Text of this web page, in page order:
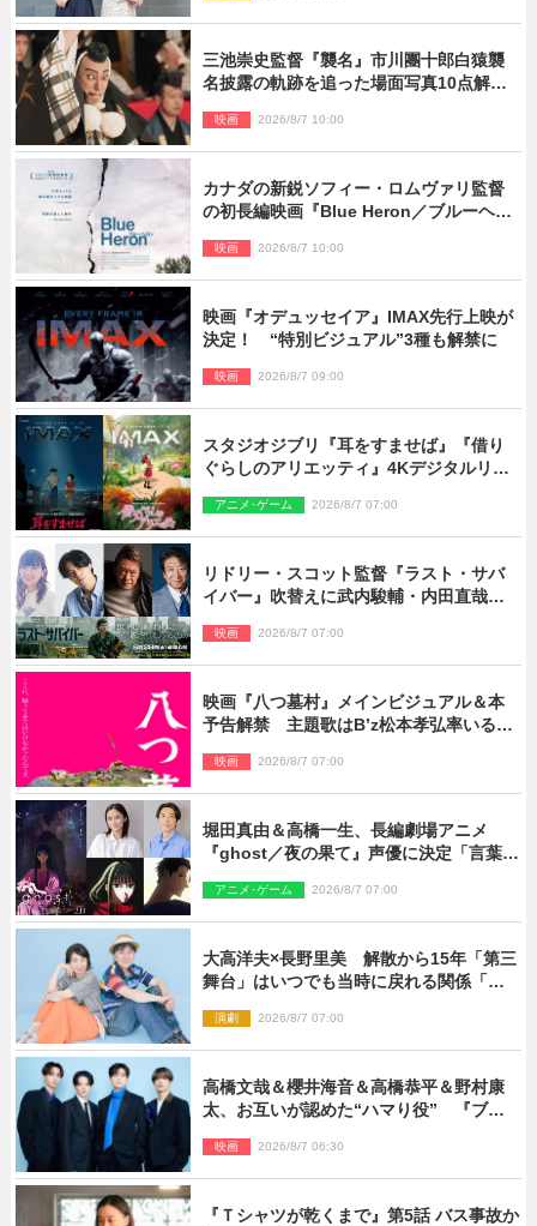
三池崇史監督『襲名』市川團十郎白猿襲
名披露の軌跡を追った場面写真10点解
映画 2026/8/7 10:00
カナダの新鋭ソフィー・ロムヴァリ監督
の初長編映画『Blue Heron／ブルーヘロ
映画 2026/8/7 10:00
映画『オデュッセイア』IMAX先行上映が
決定！ “特別ビジュアル”3種も解禁に
映画 2026/8/7 09:00
スタジオジブリ『耳をすませば』『借り
ぐらしのアリエッティ』4Kデジタルリマ
アニメ･ゲーム 2026/8/7 07:00
リドリー・スコット監督『ラスト・サバ
イバー』吹替えに武内駿輔・内田直哉・
結！
映画 2026/8/7 07:00
映画『八つ墓村』メインビジュアル＆本
予告解禁 主題歌はB’z松本孝弘率いる
映画 2026/8/7 07:00
堀田真由＆高橋一生、長編劇場アニメ
『ghost／夜の果て』声優に決定「言葉に
た」
アニメ･ゲーム 2026/8/7 07:00
大高洋夫×長野里美 解散から15年「第三
舞台」はいつでも当時に戻れる関係「や
演劇 2026/8/7 07:00
高橋文哉＆櫻井海音＆高橋恭平＆野村康
太、お互いが認めた“ハマり役” 『ブル
映画 2026/8/7 06:30
『Ｔシャツが乾くまで』第5話 バス事故か